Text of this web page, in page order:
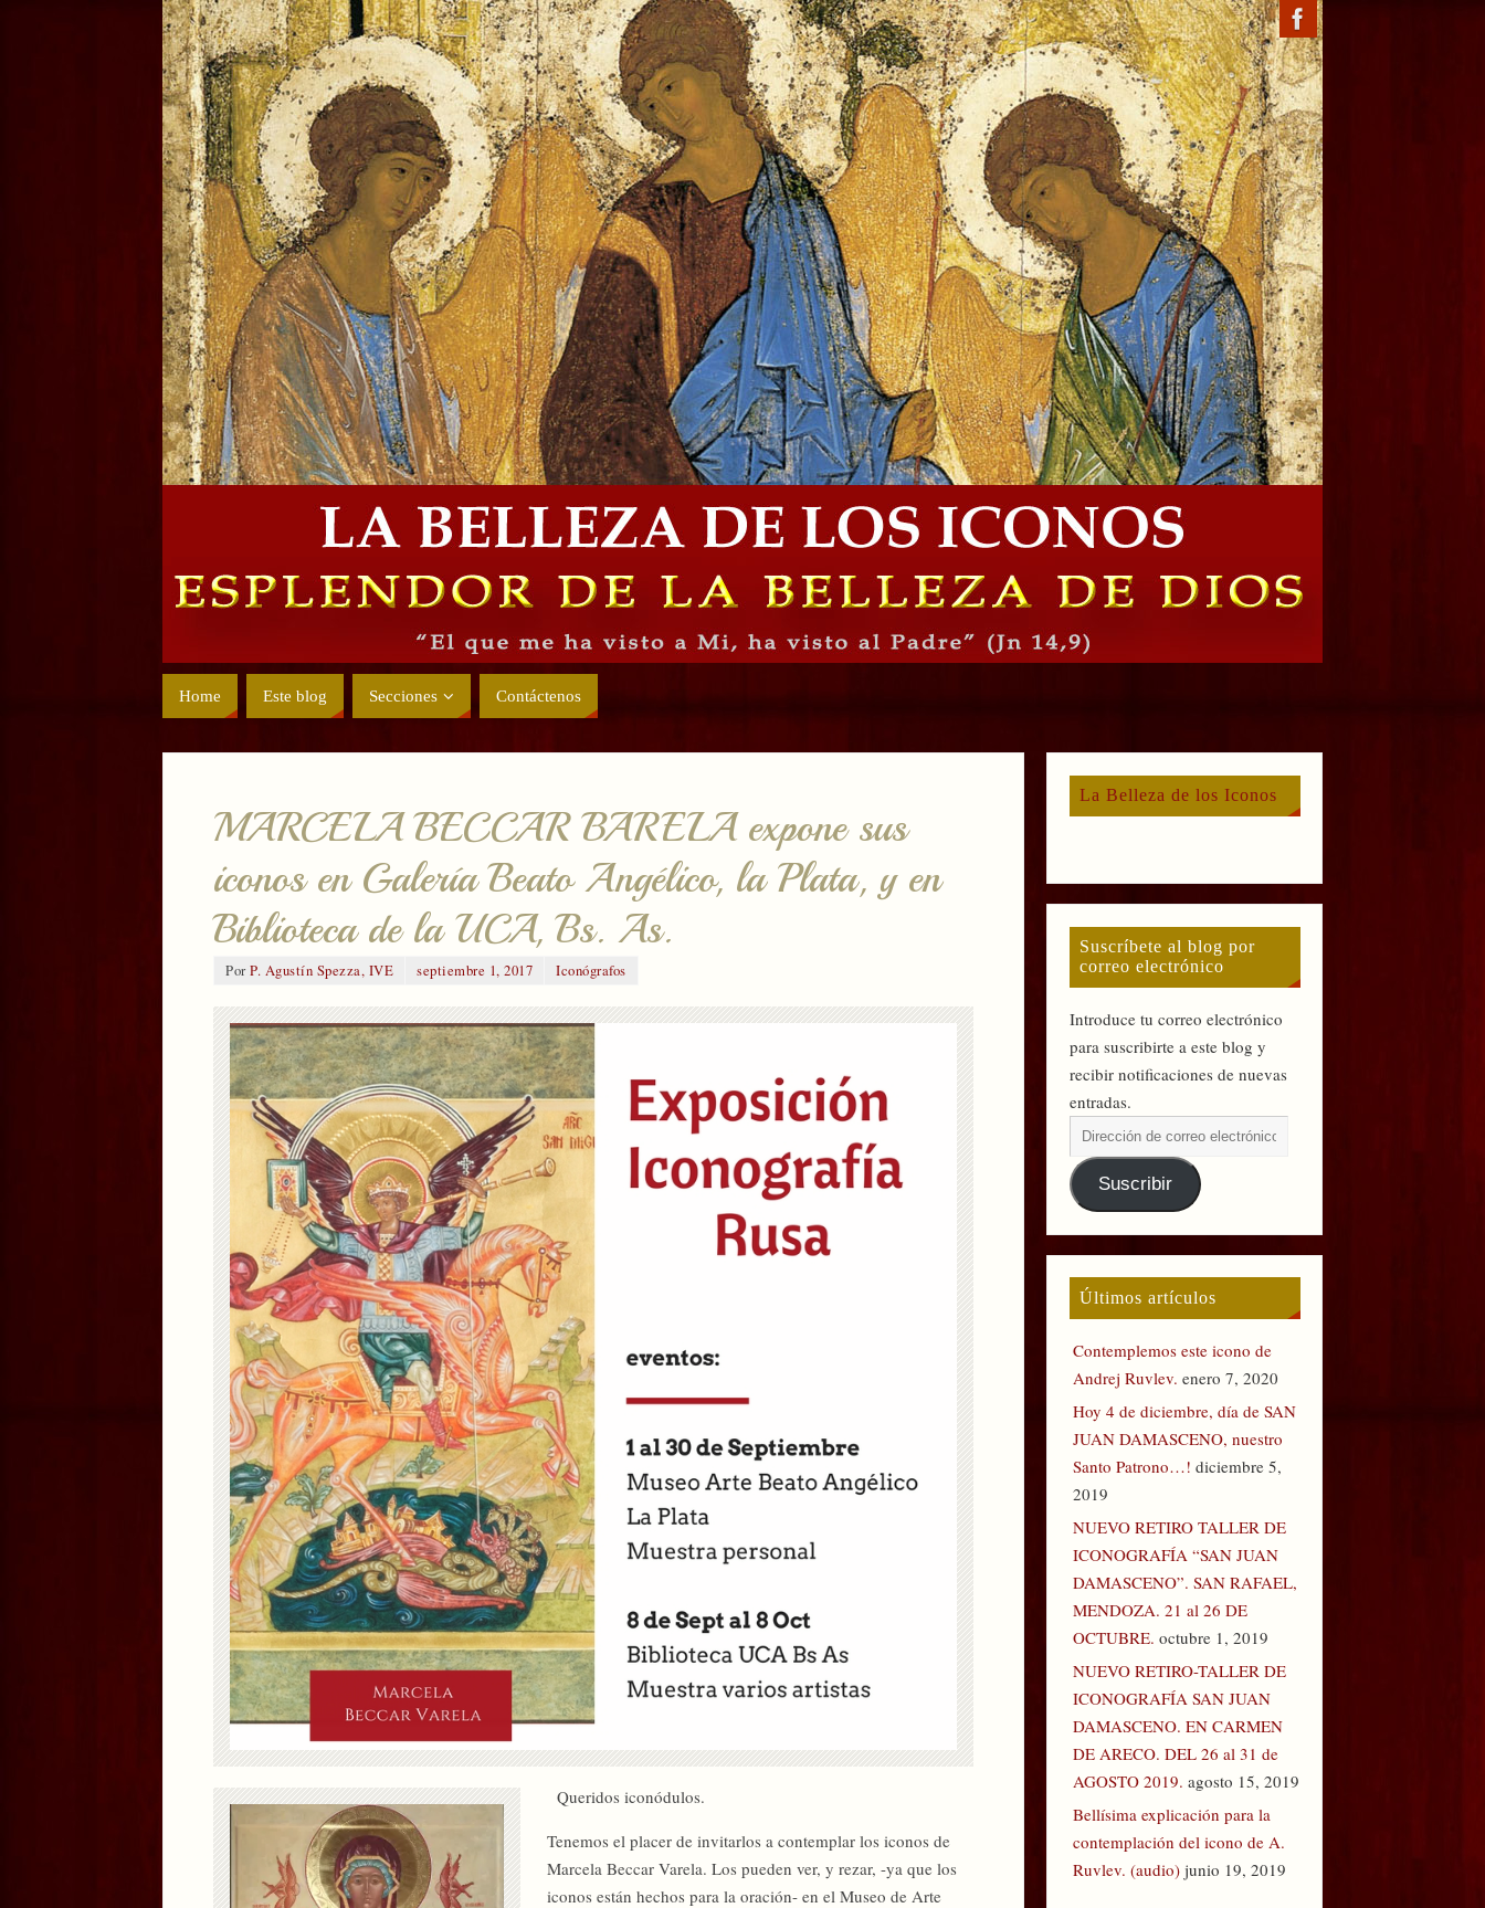
Home Este blog Secciones Contáctenos
MARCELA BECCAR BARELA expone sus
iconos en Galería Beato Angélico, la Plata, y en
Biblioteca de la UCA, Bs. As.
PorP. Agustín Spezza, IVE septiembre 1, 2017 Iconógrafos
Queridos iconódulos.
Tenemos el placer de invitarlos a contemplar los iconos de
Marcela Beccar Varela. Los pueden ver, y rezar, -ya que los
iconos están hechos para la oración- en el Museo de Arte
La Belleza de los Iconos
Suscríbete al blog por
correo electrónico
Introduce tu correo electrónico
para suscribirte a este blog y
recibir notificaciones de nuevas
entradas.
Suscribir
Últimos artículos
Contemplemos este icono de
Andrej Ruvlev. enero 7, 2020
Hoy 4 de diciembre, día de SAN
JUAN DAMASCENO, nuestro
Santo Patrono…! diciembre 5,
2019
NUEVO RETIRO TALLER DE
ICONOGRAFÍA “SAN JUAN
DAMASCENO”. SAN RAFAEL,
MENDOZA. 21 al 26 DE
OCTUBRE. octubre 1, 2019
NUEVO RETIRO-TALLER DE
ICONOGRAFÍA SAN JUAN
DAMASCENO. EN CARMEN
DE ARECO. DEL 26 al 31 de
AGOSTO 2019. agosto 15, 2019
Bellísima explicación para la
contemplación del icono de A.
Ruvlev. (audio) junio 19, 2019